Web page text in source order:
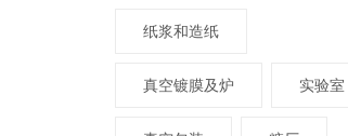
纸浆和造纸
真空镀膜及炉 实验室